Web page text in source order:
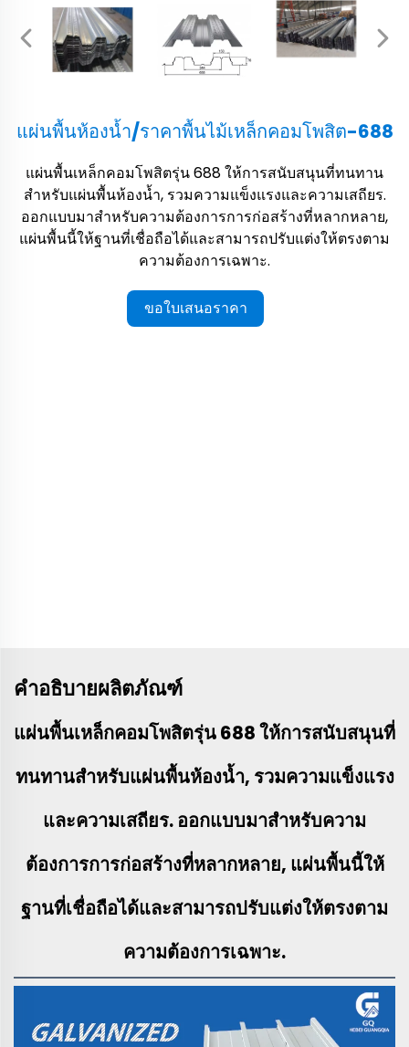
แผ่นพื้นห้องน้ำ/ราคาพื้นไม้เหล็กคอมโพสิต-688
แผ่นพื้นเหล็กคอมโพสิตรุ่น 688 ให้การสนับสนุนที่ทนทาน
สำหรับแผ่นพื้นห้องน้ำ, รวมความแข็งแรงและความเสถียร.
ออกแบบมาสำหรับความต้องการการก่อสร้างที่หลากหลาย,
แผ่นพื้นนี้ให้ฐานที่เชื่อถือได้และสามารถปรับแต่งให้ตรงตาม
ความต้องการเฉพาะ.
ขอใบเสนอราคา
คำอธิบายผลิตภัณฑ์
แผ่นพื้นเหล็กคอมโพสิตรุ่น 688 ให้การสนับสนุนที่
ทนทานสำหรับแผ่นพื้นห้องน้ำ, รวมความแข็งแรง
และความเสถียร. ออกแบบมาสำหรับความ
ต้องการการก่อสร้างที่หลากหลาย, แผ่นพื้นนี้ให้
ฐานที่เชื่อถือได้และสามารถปรับแต่งให้ตรงตาม
ความต้องการเฉพาะ.